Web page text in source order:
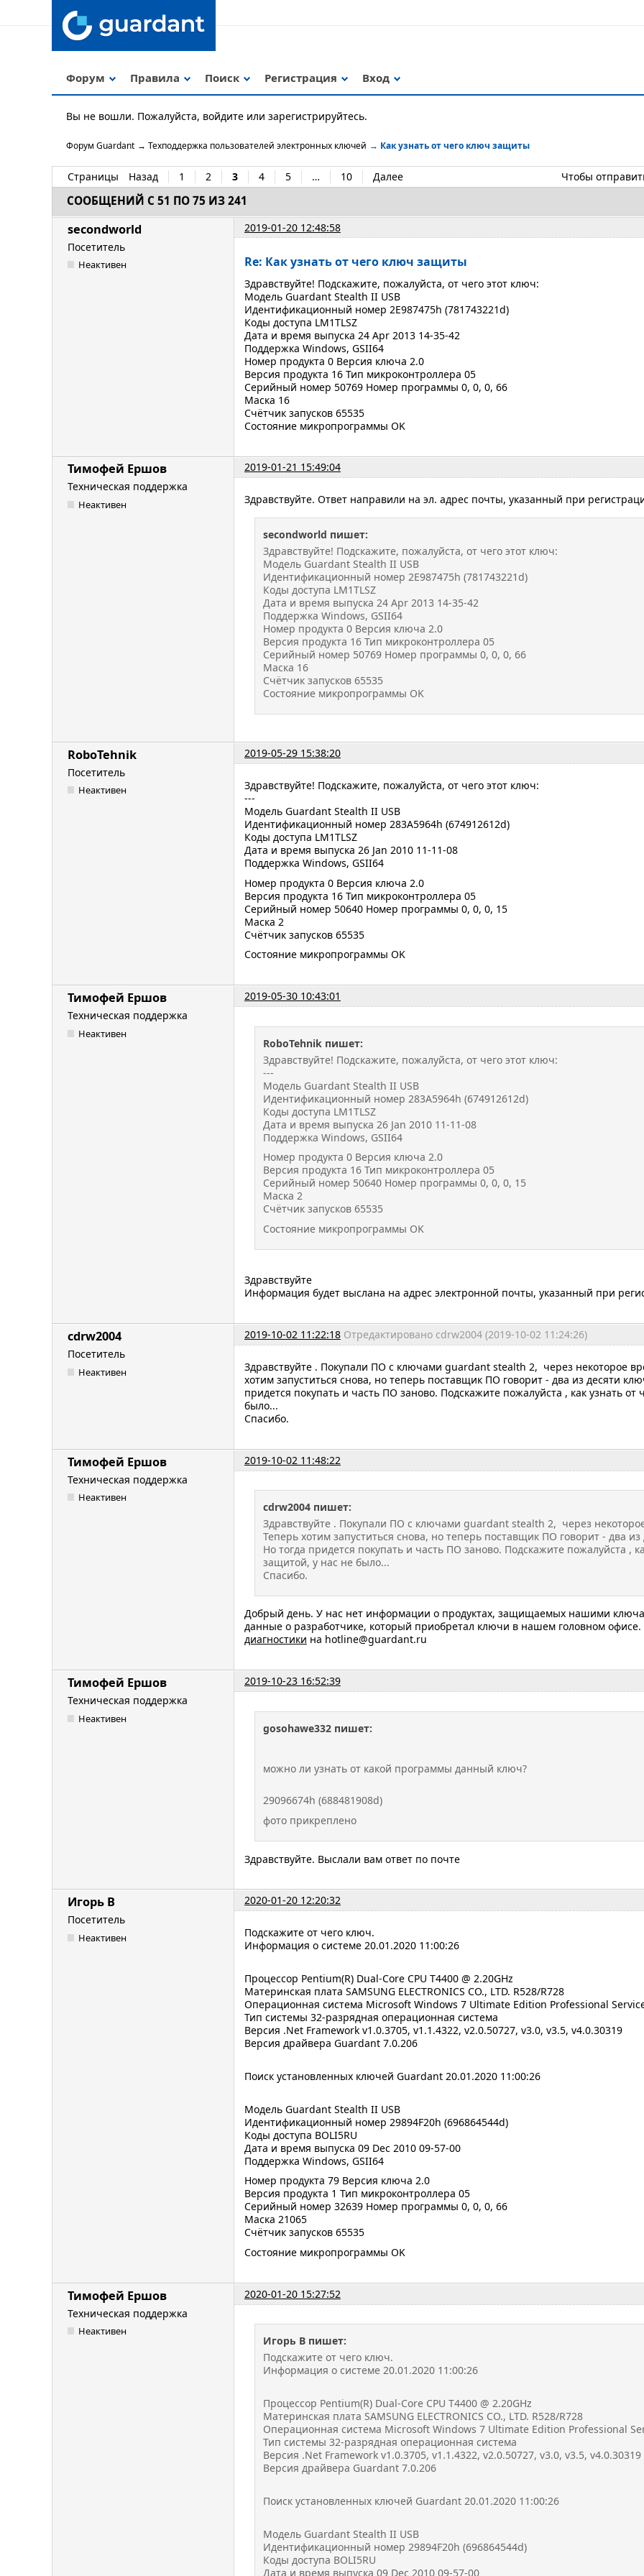
Форум Правила Поиск Регистрация Вход
Вы не вошли. Пожалуйста, войдите или зарегистрируйтесь.
Форум Guardant → Техподдержка пользователей электронных ключей → Как узнать от чего ключ защиты
Страницы Назад 1 2 3 4 5 … 10 Далее Чтобы
СООБЩЕНИЙ С 51 ПО 75 ИЗ 241
secondworld
2019-01-20 12:48:58
Посетитель
Неактивен Re: Как узнать от чего ключ защиты
Здравствуйте! Подскажите, пожалуйста, от чего этот ключ:
Модель Guardant Stealth II USB
Идентификационный номер 2E987475h (781743221d)
Коды доступа LM1TLSZ
Дата и время выпуска 24 Apr 2013 14-35-42
Поддержка Windows, GSII64
Номер продукта 0 Версия ключа 2.0
Версия продукта 16 Тип микроконтроллера 05
Серийный номер 50769 Номер программы 0, 0, 0, 66
Маска 16
Счётчик запусков 65535
Состояние микропрограммы OK
Тимофей Ершов
2019-01-21 15:49:04
Техническая поддержка
Неактивен Здравствуйте. Ответ направили на эл. адрес почты, указанный при
secondworld пишет:
Здравствуйте! Подскажите, пожалуйста, от чего этот ключ:
Модель Guardant Stealth II USB
Идентификационный номер 2E987475h (781743221d)
Коды доступа LM1TLSZ
Дата и время выпуска 24 Apr 2013 14-35-42
Поддержка Windows, GSII64
Номер продукта 0 Версия ключа 2.0
Версия продукта 16 Тип микроконтроллера 05
Серийный номер 50769 Номер программы 0, 0, 0, 66
Маска 16
Счётчик запусков 65535
Состояние микропрограммы OK
RoboTehnik
2019-05-29 15:38:20
Посетитель
Неактивен
Здравствуйте! Подскажите, пожалуйста, от чего этот ключ:
---
Модель Guardant Stealth II USB
Идентификационный номер 283A5964h (674912612d)
Коды доступа LM1TLSZ
Дата и время выпуска 26 Jan 2010 11-11-08
Поддержка Windows, GSII64
Номер продукта 0 Версия ключа 2.0
Версия продукта 16 Тип микроконтроллера 05
Серийный номер 50640 Номер программы 0, 0, 0, 15
Маска 2
Счётчик запусков 65535
Состояние микропрограммы OK
Тимофей Ершов
2019-05-30 10:43:01
Техническая поддержка
Неактивен
RoboTehnik пишет:
Здравствуйте! Подскажите, пожалуйста, от чего этот ключ:
---
Модель Guardant Stealth II USB
Идентификационный номер 283A5964h (674912612d)
Коды доступа LM1TLSZ
Дата и время выпуска 26 Jan 2010 11-11-08
Поддержка Windows, GSII64
Номер продукта 0 Версия ключа 2.0
Версия продукта 16 Тип микроконтроллера 05
Серийный номер 50640 Номер программы 0, 0, 0, 15
Маска 2
Счётчик запусков 65535
Состояние микропрограммы OK
Здравствуйте
Информация будет выслана на адрес электронной почты, указанный при
cdrw2004 2019-10-02 11:22:18 Отредактировано cdrw2004 (2019-10-02 11:24:26)
Посетитель
Неактивен
Здравствуйте . Покупали ПО с ключами guardant stealth 2, через некоторое
хотим запуститься снова, но теперь поставщик ПО говорит - два из десяти
придется покупать и часть ПО заново. Подскажите пожалуйста , как узнать
было...
Спасибо.
Тимофей Ершов
2019-10-02 11:48:22
Техническая поддержка
Неактивен
cdrw2004 пишет:
Здравствуйте . Покупали ПО с ключами guardant stealth 2, через
Теперь хотим запуститься снова, но теперь поставщик ПО говорит - два
Но тогда придется покупать и часть ПО заново. Подскажите пожалуйста ,
защитой, у нас не было...
Спасибо.
Добрый день. У нас нет информации о продуктах, защищаемых нашими
данные о разработчике, который приобретал ключи в нашем головном
диагностики на hotline@guardant.ru
Тимофей Ершов
2019-10-23 16:52:39
Техническая поддержка
Неактивен
gosohawe332 пишет:
можно ли узнать от какой программы данный ключ?
29096674h (688481908d)
фото прикреплено
Здравствуйте. Выслали вам ответ по почте
Игорь В
2020-01-20 12:20:32
Посетитель
Неактивен
Подскажите от чего ключ.
Информация о системе 20.01.2020 11:00:26
Процессор Pentium(R) Dual-Core CPU T4400 @ 2.20GHz
Материнская плата SAMSUNG ELECTRONICS CO., LTD. R528/R728
Операционная система Microsoft Windows 7 Ultimate Edition Professional
Тип системы 32-разрядная операционная система
Версия .Net Framework v1.0.3705, v1.1.4322, v2.0.50727, v3.0, v3.5, v4.0.30319
Версия драйвера Guardant 7.0.206
Поиск установленных ключей Guardant 20.01.2020 11:00:26
Модель Guardant Stealth II USB
Идентификационный номер 29894F20h (696864544d)
Коды доступа BOLI5RU
Дата и время выпуска 09 Dec 2010 09-57-00
Поддержка Windows, GSII64
Номер продукта 79 Версия ключа 2.0
Версия продукта 1 Тип микроконтроллера 05
Серийный номер 32639 Номер программы 0, 0, 0, 66
Маска 21065
Счётчик запусков 65535
Состояние микропрограммы OK
Тимофей Ершов
2020-01-20 15:27:52
Техническая поддержка
Неактивен
Игорь В пишет:
Подскажите от чего ключ.
Информация о системе 20.01.2020 11:00:26
Процессор Pentium(R) Dual-Core CPU T4400 @ 2.20GHz
Материнская плата SAMSUNG ELECTRONICS CO., LTD. R528/R728
Операционная система Microsoft Windows 7 Ultimate Edition Professional
Тип системы 32-разрядная операционная система
Версия .Net Framework v1.0.3705, v1.1.4322, v2.0.50727, v3.0, v3.5, v4.0.30319
Версия драйвера Guardant 7.0.206
Поиск установленных ключей Guardant 20.01.2020 11:00:26
Модель Guardant Stealth II USB
Идентификационный номер 29894F20h (696864544d)
Коды доступа BOLI5RU
Дата и время выпуска 09 Dec 2010 09-57-00